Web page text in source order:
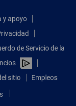
y apoyo
de Servicio de la
sitio Empleos